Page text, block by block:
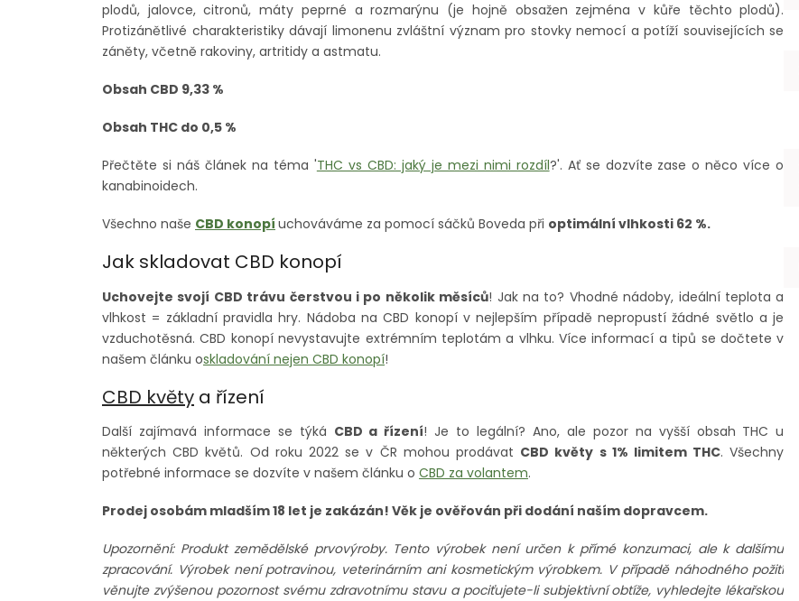
plodů, jalovce, citronů, máty peprné a rozmarýnu (je hojně obsažen zejména v kůře těchto plodů).
Protizánětlivé charakteristiky dávají limonenu zvláštní význam pro stovky nemocí a potíží souvisejících se
záněty, včetně rakoviny, artritidy a astmatu.
Obsah CBD 9,33 %
Obsah THC do 0,5 %
Přečtěte si náš článek na téma 'THC vs CBD: jaký je mezi nimi rozdíl?'. Ať se dozvíte zase o něco více o
kanabinoidech.
Všechno naše CBD konopí uchováváme za pomocí sáčků Boveda při optimální vlhkosti 62 %.
Jak skladovat CBD konopí
Uchovejte svojí CBD trávu čerstvou i po několik měsíců! Jak na to? Vhodné nádoby, ideální teplota a
vlhkost = základní pravidla hry. Nádoba na CBD konopí v nejlepším případě nepropustí žádné světlo a je
vzduchotěsná. CBD konopí nevystavujte extrémním teplotám a vlhku. Více informací a tipů se dočtete v
našem článku oskladování nejen CBD konopí!
CBD květy a řízení
Další zajímavá informace se týká CBD a řízení! Je to legální? Ano, ale pozor na vyšší obsah THC u
některých CBD květů. Od roku 2022 se v ČR mohou prodávat CBD květy s 1% limitem THC. Všechny
potřebné informace se dozvíte v našem článku o CBD za volantem.
Prodej osobám mladším 18 let je zakázán! Věk je ověřován při dodání naším dopravcem.
Upozornění: Produkt zemědělské prvovýroby. Tento výrobek není určen k přímé konzumaci, ale k dalšímu
zpracování. Výrobek není potravinou, veterinárním ani kosmetickým výrobkem. V případě náhodného požití
věnujte zvýšenou pozornost svému zdravotnímu stavu a pociťujete-li subjektivní obtíže, vyhledejte lékařskou